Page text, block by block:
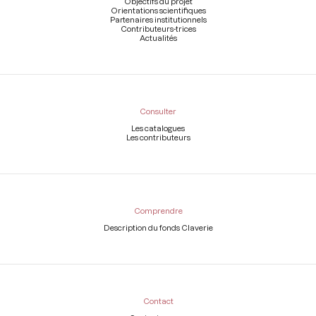
Orientations scientifiques
Partenaires institutionnels
Contributeurs-trices
Actualités
Consulter
Les catalogues
Les contributeurs
Comprendre
Description du fonds Claverie
Contact